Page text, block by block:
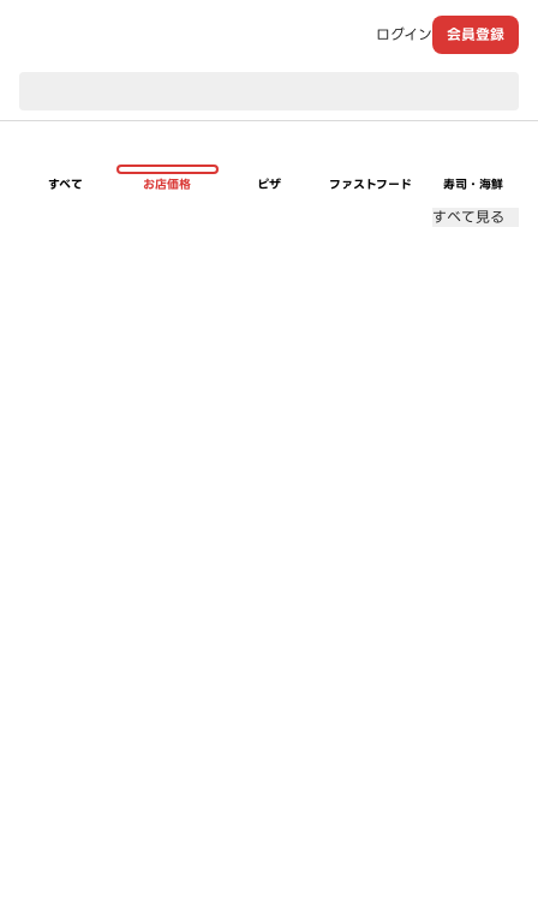
ログイン 会員登録
すべて お店価格 ピザ ファストフード 寿司・海鮮
すべて見る